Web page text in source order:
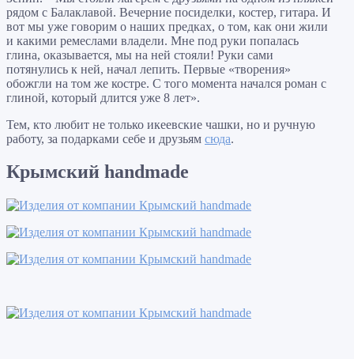
рядом с Балаклавой. Вечерние посиделки, костер, гитара. И
вот мы уже говорим о наших предках, о том, как они жили
и какими ремеслами владели. Мне под руки попалась
глина, оказывается, мы на ней стояли! Руки сами
потянулись к ней, начал лепить. Первые «творения»
обожгли на том же костре. С того момента начался роман с
глиной, который длится уже 8 лет».
Тем, кто любит не только икеевские чашки, но и ручную
работу, за подарками себе и друзьям сюда.
Крымский handmade